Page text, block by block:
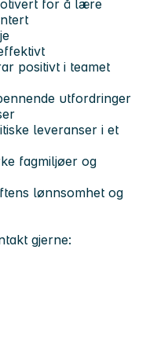
for å lære
positivt i teamet
utfordringer
leveranser i et
fagmiljøer og
lønnsomhet og
gjerne: